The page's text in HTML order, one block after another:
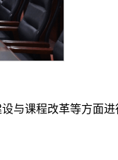
与课程改革等方面